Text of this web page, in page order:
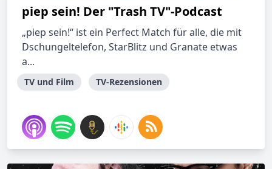
piep sein! Der "Trash TV"-Podcast
„piep sein!“ ist ein Perfect Match für alle, die mit
Dschungeltelefon, StarBlitz und Granate etwas
a...
TV und Film TV-Rezensionen